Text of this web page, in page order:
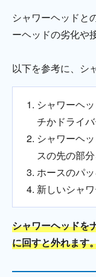
シャワーヘッドと
ーヘッドの劣化や
以下を参考に、シ
シャワーヘ
チかドライ
シャワーヘ
スの先の部
ホースのパ
新しいシャ
シャワーヘッドを
に回すと外れます